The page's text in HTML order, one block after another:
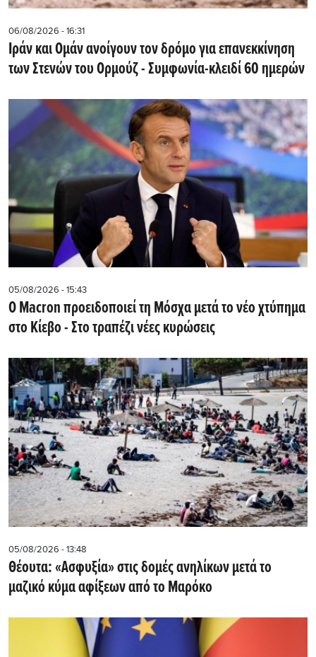
06/08/2026 - 16:31
Ιράν και Ομάν ανοίγουν τον δρόμο για επανεκκίνηση
των Στενών του Ορμούζ - Συμφωνία-κλειδί 60 ημερών
05/08/2026 - 15:43
Ο Macron προειδοποιεί τη Μόσχα μετά το νέο χτύπημα
στο Κίεβο - Στο τραπέζι νέες κυρώσεις
05/08/2026 - 13:48
Θέουτα: «Ασφυξία» στις δομές ανηλίκων μετά το
μαζικό κύμα αφίξεων από το Μαρόκο